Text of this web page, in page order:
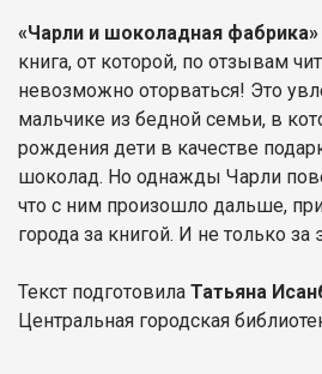
«Чарли и шоколадная
книга, от которой, по отзывам
невозможно оторваться! Это
мальчике из бедной семьи, в
рождения дети в качестве
шоколад. Но однажды Чарли
что с ним произошло дальше,
города за книгой. И не только за
Текст подготовила Татьяна
Центральная городская